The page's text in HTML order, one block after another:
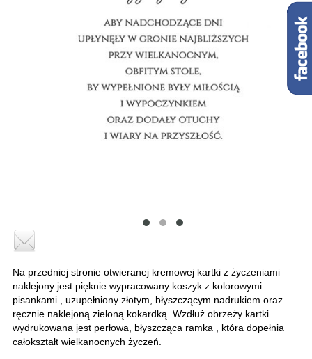
Na przedniej stronie otwieranej kremowej kartki z życzeniami
naklejony jest pięknie wypracowany koszyk z kolorowymi
pisankami , uzupełniony złotym, błyszczącym nadrukiem oraz
ręcznie naklejoną zieloną kokardką. Wzdłuż obrzeży kartki
wydrukowana jest perłowa, błyszcząca ramka , która dopełnia
całokształt wielkanocnych życzeń.